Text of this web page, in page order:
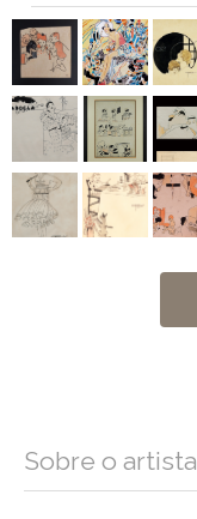
Sobre o artista